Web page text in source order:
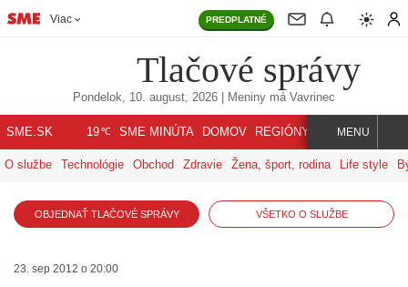
Viac PREDPLATNÉ
Tlačové správy
Pondelok, 10. august, 2026 | Meniny má Vavrinec
SME.SK 19℃ SME MINÚTA DOMOV REGIÓNY INDEX SVET
MENU
O službe Technológie Obchod Zdravie Žena, šport, rodina Life style
OBJEDNAŤ TLAČOVÉ SPRÁVY VŠETKO O SLUŽBE
23. sep 2012 o 20:00